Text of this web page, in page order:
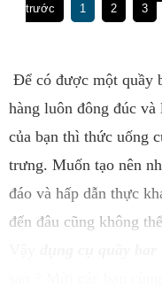
trước
1 2 3
Để có được một quầy
hàng luôn đông đúc và
của bạn thì thức uống
trưng. Muốn tạo nên
đáo và hấp dẫn thực
đến đâu cũng không